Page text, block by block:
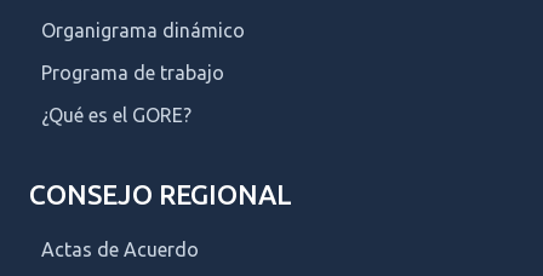
Organigrama dinámico
Programa de trabajo
¿Qué es el GORE?
CONSEJO REGIONAL
Actas de Acuerdo